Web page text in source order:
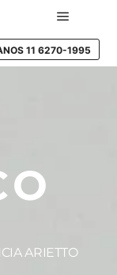
11 6270-1995
ARIETTO